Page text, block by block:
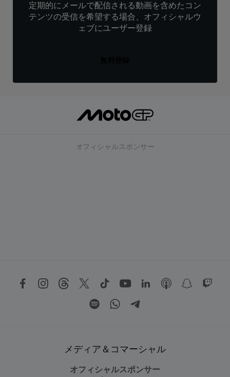
定期的にメールで配信される動画を含めたコン
テンツの受信を希望する場合、オフィシャルウ
ェブにユーザー登録
オフィシャルスポンサー
メディア＆コマーシャル
オフィシャルスポンサー